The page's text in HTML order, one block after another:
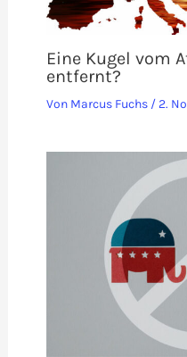
Eine Kugel vom
entfernt?
Von Marcus Fuchs / 2.